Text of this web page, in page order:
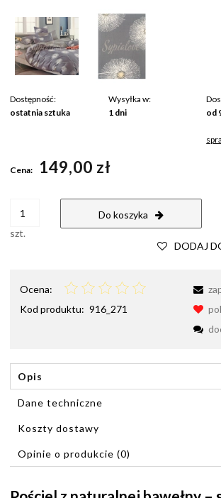
Dostępność:
ostatnia sztuka
Wysyłka w:
1 dni
od
Cena: 149,00 zł
szt.
Do koszyka
DODAJ
Ocena:
Kod produktu: 916_271
Opis
Dane techniczne
Koszty dostawy
Cena nie zawiera ewentualnych kosztów
Opinie o produkcie (0)